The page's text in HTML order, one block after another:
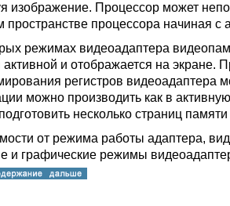
изображение. Процессор может
пространстве процессора начиная с
режимах видеоадаптера
активной и отображается на
регистров видеоадаптера
можно производить как в
несколько страниц
от режима работы адаптера,
и графические режимы